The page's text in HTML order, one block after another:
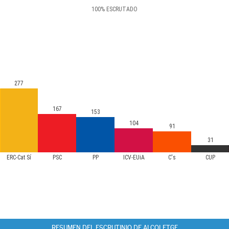
100% ESCRUTADO
ERC-Cat Sí PSC PP ICV-EUiA C's CUP
277
167
153
104
91
31